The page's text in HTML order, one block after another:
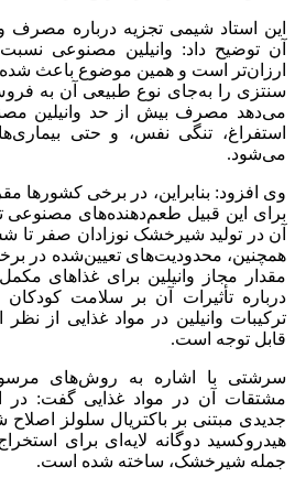
این استاد شیمی تجزیه درباره
آن توضیح داد: وانیلین مصنوعی
ارزان‌تر است و همین موضوع باعث شده
سنتزی را به‌جای نوع طبیعی آن به
می‌دهد مصرف بیش از حد وانیلین
استفراغ، تنگی نفس، و حتی
می‌شود.
وی افزود: بنابراین، در برخی کشورها
برای این قبیل طعم‌دهنده‌های مصنوعی
آن در تولید شیرخشک نوزادان صفر
همچنین، محدودیت‌های تعیین‌شده در
مقدار مجاز وانیلین برای غذاهای
درباره تأثیرات آن بر سلامت
ترکیبات وانیلین در مواد غذایی از
قابل توجه است.
سرشتی با اشاره به روش‌های
مشتقات آن در مواد غذایی گفت: در
جدیدی مبتنی بر باکتریال سلولز اصلاح
هیدروکسید دوگانه لایه‌ای برای استخراج
جمله شیرخشک، ساخته شده است.